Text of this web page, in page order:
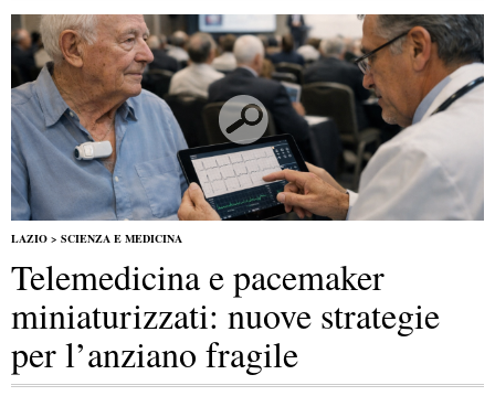
LAZIO > SCIENZA E MEDICINA
Telemedicina e pacemaker
miniaturizzati: nuove strategie
per l’anziano fragile